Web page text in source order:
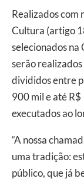
Realizados com
Cultura (artigo
selecionados
serão
divididos entre
900 mil e até
executados ao
“A nossa
uma tradição:
público, que já